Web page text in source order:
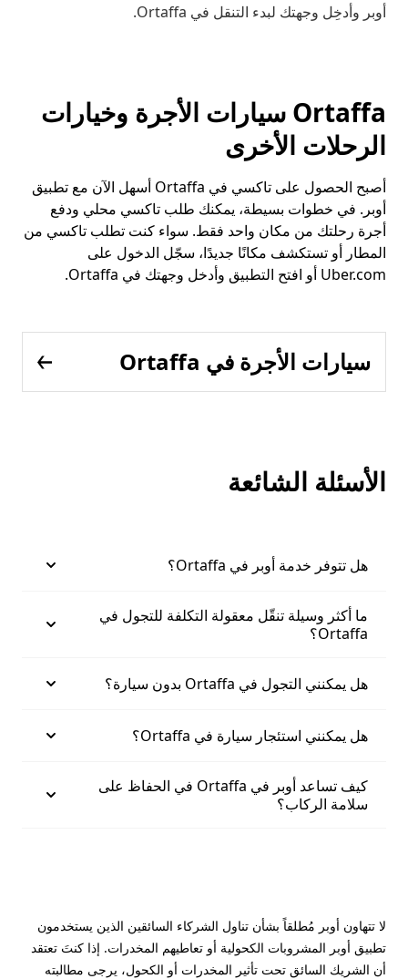
أوبر وأدخِل وجهتك لبدء التنقل في Ortaffa.
Ortaffa سيارات الأجرة وخيارات
الرحلات الأخرى
أصبح الحصول على تاكسي في Ortaffa أسهل الآن مع تطبيق
أوبر. في خطوات بسيطة، يمكنك طلب تاكسي محلي ودفع
أجرة رحلتك من مكان واحد فقط. سواء كنت تطلب تاكسي من
المطار أو تستكشف مكانًا جديدًا، سجّل الدخول على
Uber.com أو افتح التطبيق وأدخل وجهتك في Ortaffa.
سيارات الأجرة في Ortaffa
الأسئلة الشائعة
هل تتوفر خدمة أوبر في Ortaffa؟
ما أكثر وسيلة تنقّل معقولة التكلفة للتجول في
Ortaffa؟
هل يمكنني التجول في Ortaffa بدون سيارة؟
هل يمكنني استئجار سيارة في Ortaffa؟
كيف تساعد أوبر في Ortaffa في الحفاظ على
سلامة الركاب؟
لا تتهاون أوبر مُطلقاً بشأن تناول الشركاء السائقين الذين يستخدمون
تطبيق أوبر المشروبات الكحولية أو تعاطيهم المخدرات. إذا كنتَ تعتقد
أن الشريك السائق تحت تأثير المخدرات أو الكحول، يرجى مطالبته